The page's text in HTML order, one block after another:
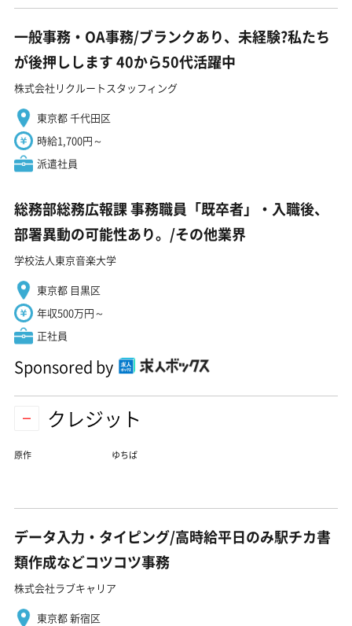
一般事務・OA事務/ブランクあり、未経験?私たち
が後押しします 40から50代活躍中
株式会社リクルートスタッフィング
東京都 千代田区
時給1,700円～
派遣社員
総務部総務広報課 事務職員「既卒者」・入職後、
部署異動の可能性あり。/その他業界
学校法人東京音楽大学
東京都 目黒区
年収500万円～
正社員
Sponsored by
クレジット
原作 ゆちば
データ入力・タイピング/高時給平日のみ駅チカ書
類作成などコツコツ事務
株式会社ラブキャリア
東京都 新宿区